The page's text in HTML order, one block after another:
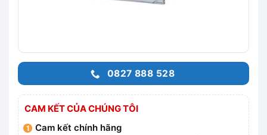
0827 888 528
CAM KẾT CỦA CHÚNG TÔI
Cam kết chính hãng